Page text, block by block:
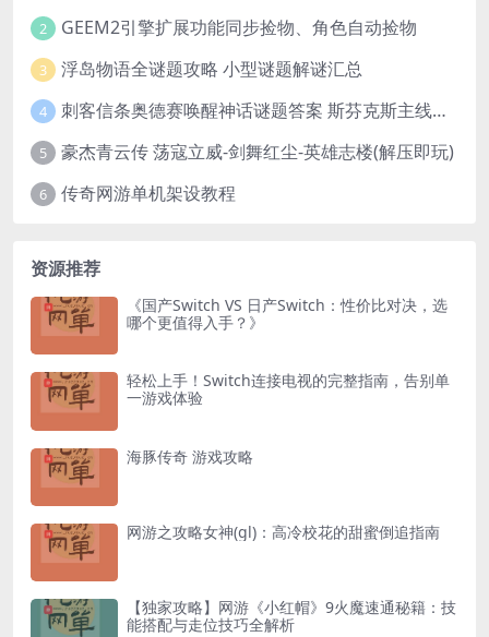
2 GEEM2引擎扩展功能同步捡物、角色自动捡物
3 浮岛物语全谜题攻略 小型谜题解谜汇总
4 刺客信条奥德赛唤醒神话谜题答案 斯芬克斯主线攻略
5 豪杰青云传 荡寇立威-剑舞红尘-英雄志楼(解压即玩)
6 传奇网游单机架设教程
资源推荐
《国产Switch VS 日产Switch：性价比对决，选
哪个更值得入手？》
轻松上手！Switch连接电视的完整指南，告别单
一游戏体验
海豚传奇 游戏攻略
网游之攻略女神(gl)：高冷校花的甜蜜倒追指南
【独家攻略】网游《小红帽》9火魔速通秘籍：技
能搭配与走位技巧全解析